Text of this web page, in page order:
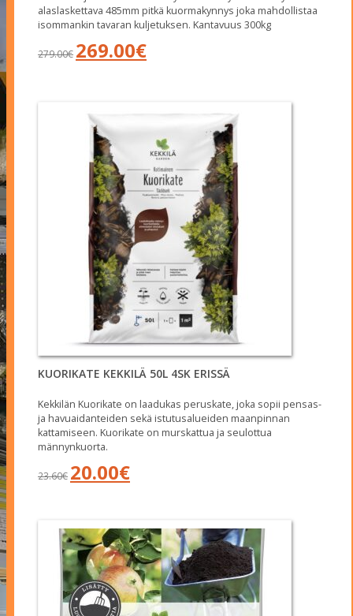
alaslaskettava 485mm pitkä kuormakynnys joka mahdollistaa
isommankin tavaran kuljetuksen. Kantavuus 300kg
279.00€
Alkuperäinen
hinta
269.00€Nykyinen
hinta
KUORIKATE KEKKILÄ 50L 4SK ERISSÄ
Kekkilän Kuorikate on laadukas peruskate, joka sopii pensas-
ja havuaidanteiden sekä istutusalueiden maanpinnan
kattamiseen. Kuorikate on murskattua ja seulottua
männynkuorta.
23.60€
Alkuperäinen
hinta
20.00€Nykyinen
hinta